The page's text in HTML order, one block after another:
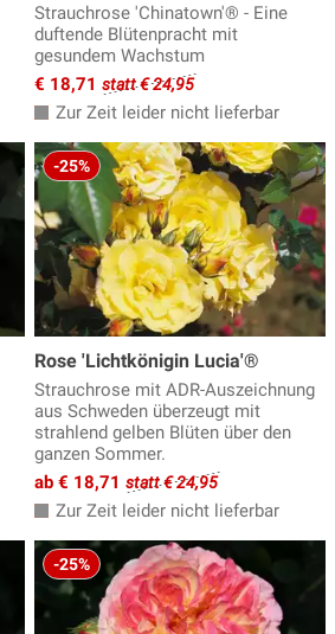
Strauchrose 'Chinatown'® - Eine
duftende Blütenpracht mit
gesundem Wachstum
€ 18,71 statt € 24,95
Zur Zeit leider nicht lieferbar
-25%
Rose 'Lichtkönigin Lucia'®
Strauchrose mit ADR-Auszeichnung
aus Schweden überzeugt mit
strahlend gelben Blüten über den
ganzen Sommer.
ab € 18,71 statt € 24,95
Zur Zeit leider nicht lieferbar
-25%